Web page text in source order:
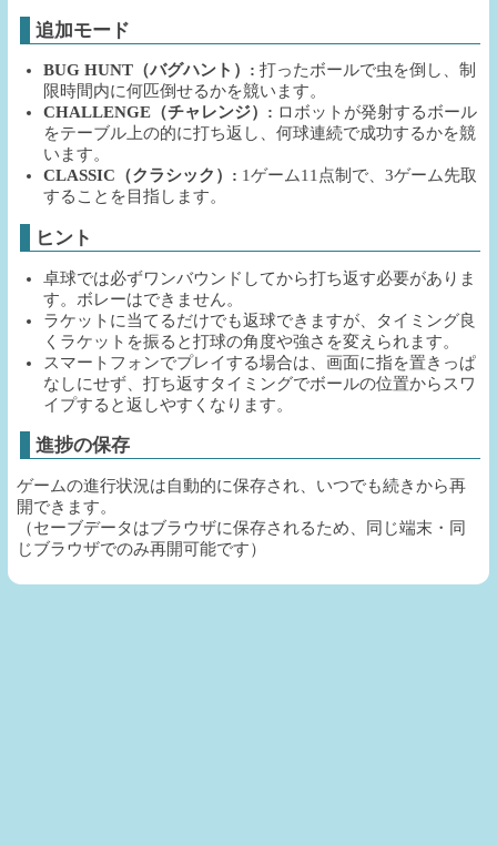
追加モード
BUG HUNT（バグハント）: 打ったボールで虫を倒し、制
限時間内に何匹倒せるかを競います。
CHALLENGE（チャレンジ）: ロボットが発射するボール
をテーブル上の的に打ち返し、何球連続で成功するかを競
います。
CLASSIC（クラシック）: 1ゲーム11点制で、3ゲーム先取
することを目指します。
ヒント
卓球では必ずワンバウンドしてから打ち返す必要がありま
す。ボレーはできません。
ラケットに当てるだけでも返球できますが、タイミング良
くラケットを振ると打球の角度や強さを変えられます。
スマートフォンでプレイする場合は、画面に指を置きっぱ
なしにせず、打ち返すタイミングでボールの位置からスワ
イプすると返しやすくなります。
進捗の保存
ゲームの進行状況は自動的に保存され、いつでも続きから再
開できます。
（セーブデータはブラウザに保存されるため、同じ端末・同
じブラウザでのみ再開可能です）